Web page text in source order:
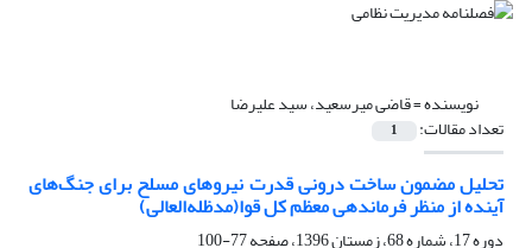
نویسنده =قاضی میرسعید، سید علیرضا
تعداد مقالات: 1
تحلیل مضمون ساخت درونی قدرت نیروهای مسلح برای جنگ‌های
آینده از منظر فرماندهی معظم کل قوا(مدظله‌العالی)
دوره 17، شماره 68، زمستان 1396، صفحه
77-100